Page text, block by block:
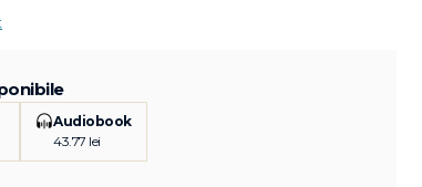
Audiobook
43.77 lei